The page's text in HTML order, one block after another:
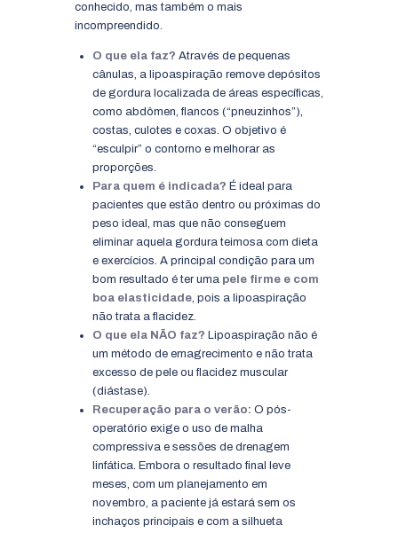
conhecido, mas também o mais
incompreendido.
O que ela faz? Através de pequenas
cânulas, a lipoaspiração remove depósitos
de gordura localizada de áreas específicas,
como abdômen, flancos (“pneuzinhos”),
costas, culotes e coxas. O objetivo é
“esculpir” o contorno e melhorar as
proporções.
Para quem é indicada? É ideal para
pacientes que estão dentro ou próximas do
peso ideal, mas que não conseguem
eliminar aquela gordura teimosa com dieta
e exercícios. A principal condição para um
bom resultado é ter uma pele firme e com
boa elasticidade, pois a lipoaspiração
não trata a flacidez.
O que ela NÃO faz? Lipoaspiração não é
um método de emagrecimento e não trata
excesso de pele ou flacidez muscular
(diástase).
Recuperação para o verão: O pós-
operatório exige o uso de malha
compressiva e sessões de drenagem
linfática. Embora o resultado final leve
meses, com um planejamento em
novembro, a paciente já estará sem os
inchaços principais e com a silhueta